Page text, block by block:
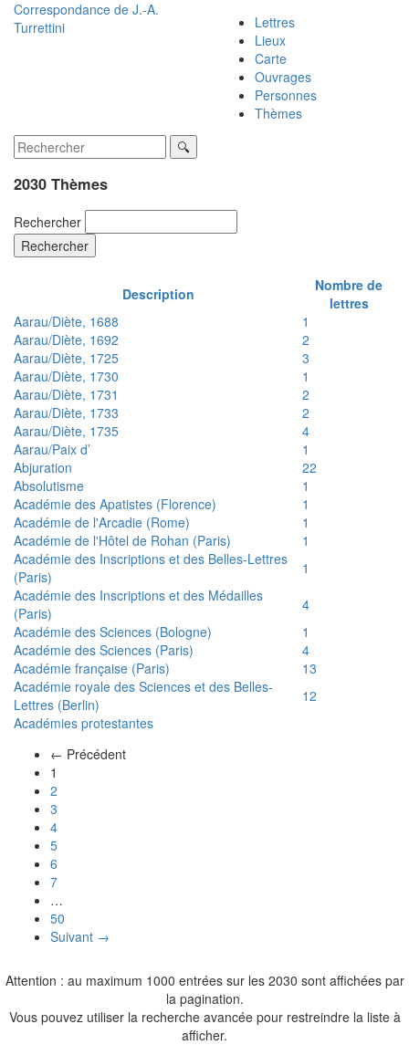
Correspondance de J.-A.
Turrettini
Lettres
Lieux
Carte
Ouvrages
Personnes
Thèmes
2030 Thèmes
Rechercher
Rechercher
Description
Nombre de
lettres
Aarau/Diète, 1688
1
Aarau/Diète, 1692
2
Aarau/Diète, 1725
3
Aarau/Diète, 1730
1
Aarau/Diète, 1731
2
Aarau/Diète, 1733
2
Aarau/Diète, 1735
4
Aarau/Paix d’
1
Abjuration
22
Absolutisme
1
Académie des Apatistes (Florence)
1
Académie de l'Arcadie (Rome)
1
Académie de l'Hôtel de Rohan (Paris)
1
Académie des Inscriptions et des Belles-Lettres
(Paris)
1
Académie des Inscriptions et des Médailles
(Paris)
4
Académie des Sciences (Bologne)
1
Académie des Sciences (Paris)
4
Académie française (Paris)
13
Académie royale des Sciences et des Belles-
Lettres (Berlin)
12
Académies protestantes
← Précédent
1
2
3
4
5
6
7
…
50
Suivant →
Attention : au maximum 1000 entrées sur les 2030 sont affichées par
la pagination.
Vous pouvez utiliser la recherche avancée pour restreindre la liste à
afficher.